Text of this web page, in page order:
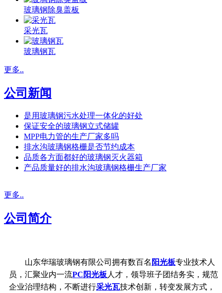
玻璃钢除臭盖板
采光瓦
玻璃钢瓦
更多..
公司新闻
是用玻璃钢污水处理一体化的好处
保证安全的玻璃钢立式储罐
MPP电力管的生产厂家多吗
排水沟玻璃钢格栅是否节约成本
品质各方面都好的玻璃钢灭火器箱
产品质量好的排水沟玻璃钢格栅生产厂家
更多..
公司简介
山东华瑞玻璃钢有限公司拥有数百名 阳光板专业技术人
员，汇聚业内一流PC阳光板人才，领导班子团结务实，规范
企业治理结构，不断进行采光瓦技术创新，转变发展方式，